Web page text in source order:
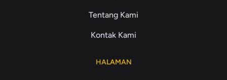
Tentang Kami
Kontak Kami
HALAMAN